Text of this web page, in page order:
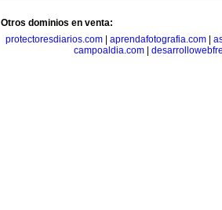
Otros dominios en venta:
protectoresdiarios.com
aprendafotografia.com
campoaldia.com